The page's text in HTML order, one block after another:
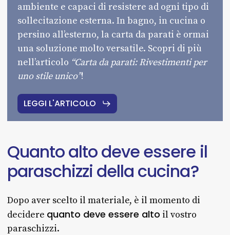
ambiente e capaci di resistere ad ogni tipo di
sollecitazione esterna. In bagno, in cucina o
persino all’esterno, la carta da parati è ormai
una soluzione molto versatile. Scopri di più
nell’articolo “Carta da parati: Rivestimenti per
uno stile unico”!
LEGGI L'ARTICOLO
Quantoaltodeveessere il
paraschizzi della cucina?
Dopo aver scelto il materiale, è il momento di
decidere quanto deve essere alto il vostro
paraschizzi.